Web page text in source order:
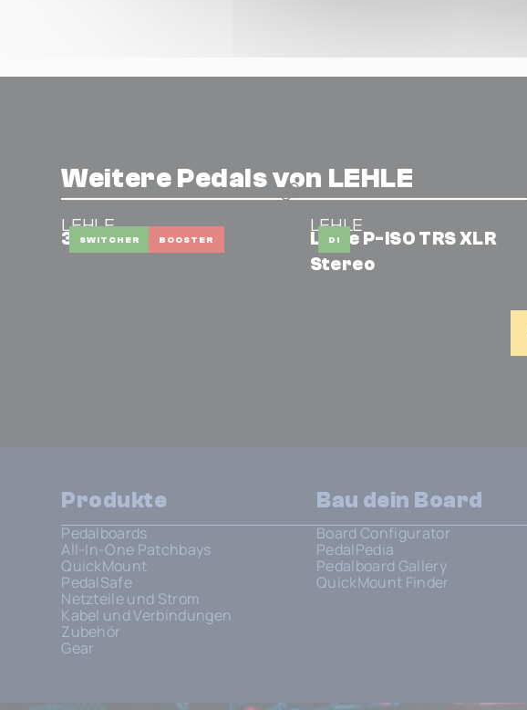
Weitere Pedals von LEHLE
SWITCHER BOOSTER
LEHLE
3AT1 SGOS DI
LEHLE
Lehle P-ISO TRS XLR
Stereo
Produkte
Pedalboards
All-In-One Patchbays
QuickMount
PedalSafe
Netzteile und Strom
Kabel und Verbindungen
Zubehör
Gear
Bau dein Board
Board Configurator
PedalPedia
Pedalboard Gallery
QuickMount Finder